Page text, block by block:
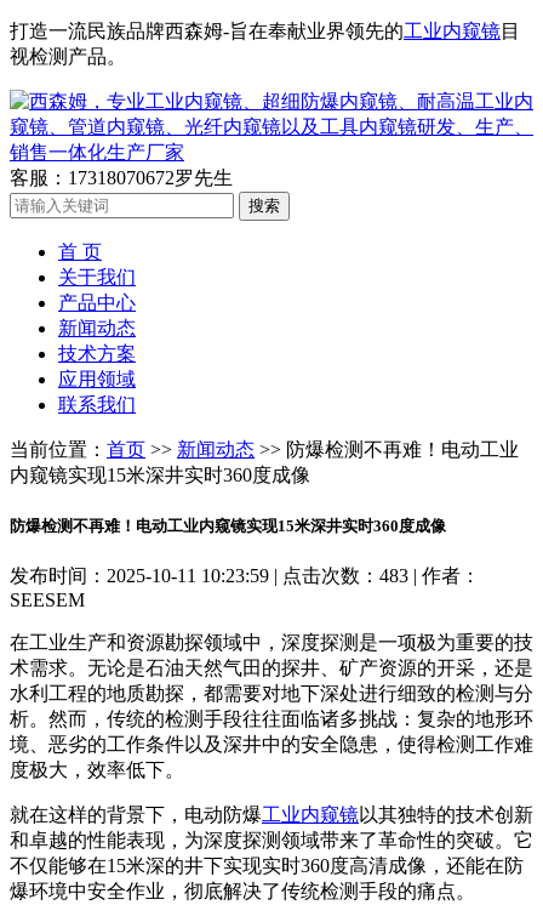
打造一流民族品牌西森姆-旨在奉献业界领先的工业内窥镜目
视检测产品。
客服：17318070672罗先生
首 页
关于我们
产品中心
新闻动态
技术方案
应用领域
联系我们
当前位置： 首页 >> 新闻动态 >> 防爆检测不再难！电动工业
内窥镜实现15米深井实时360度成像
防爆检测不再难！电动工业内窥镜实现15米深井实时360度成像
发布时间：2025-10-11 10:23:59 | 点击次数：483 | 作者：
SEESEM
在工业生产和资源勘探领域中，深度探测是一项极为重要的技
术需求。无论是石油天然气田的探井、矿产资源的开采，还是
水利工程的地质勘探，都需要对地下深处进行细致的检测与分
析。然而，传统的检测手段往往面临诸多挑战：复杂的地形环
境、恶劣的工作条件以及深井中的安全隐患，使得检测工作难
度极大，效率低下。
就在这样的背景下，电动防爆工业内窥镜以其独特的技术创新
和卓越的性能表现，为深度探测领域带来了革命性的突破。它
不仅能够在15米深的井下实现实时360度高清成像，还能在防
爆环境中安全作业，彻底解决了传统检测手段的痛点。